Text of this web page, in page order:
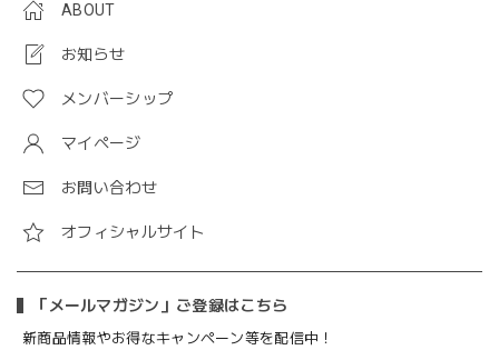
ABOUT
お知らせ
メンバーシップ
マイページ
お問い合わせ
オフィシャルサイト
「メールマガジン」ご登録はこちら
新商品情報やお得なキャンペーン等を配信中！